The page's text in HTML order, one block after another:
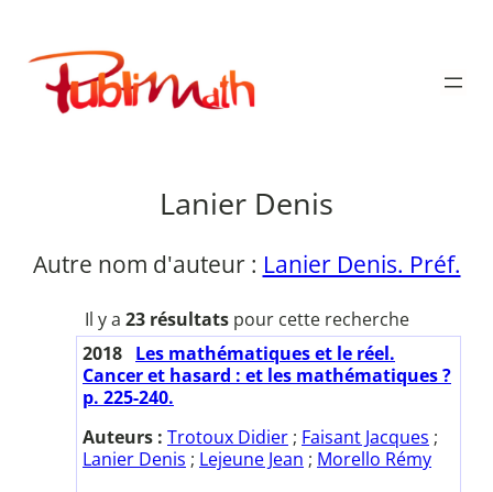
contenu
Publimath
Lanier Denis
Autre nom d'auteur : Lanier Denis. Préf.
Il y a 23 résultatspour cette recherche
2018 Les mathématiques et le réel.
Cancer et hasard : et les mathématiques ?
p. 225-240.
Auteurs : Trotoux Didier ; Faisant Jacques ;
Lanier Denis ; Lejeune Jean ; Morello Rémy